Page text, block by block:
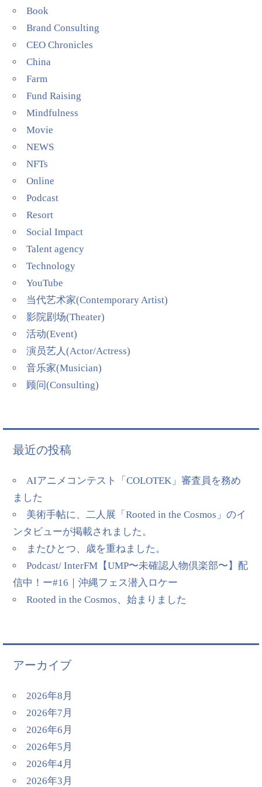
Book
Brand Consulting
CEO Chronicles
China
Farm
Fund Raising
Mindfulness
Movie
NEWS
NFTs
Online
Podcast
Resort
Social Impact
Talent agency
Technology
YouTube
当代艺术家(Contemporary Artist)
影院剧场(Theater)
活动(Event)
演员艺人(Actor/Actress)
音乐家(Musician)
顾问(Consulting)
最近の投稿
AIアニメコンテスト「COLOTEK」審査員を務め
ました
美術手帖に、二人展「Rooted in the Cosmos」のイ
ンタビューが掲載されました。
またひとつ、歳を重ねました。
Podcast/ InterFM【UMP〜未確認人物倶楽部〜】配
信中！ー#16｜沖縄フェス潜入ロケー
Rooted in the Cosmos、始まりました
アーカイブ
2026年8月
2026年7月
2026年6月
2026年5月
2026年4月
2026年3月